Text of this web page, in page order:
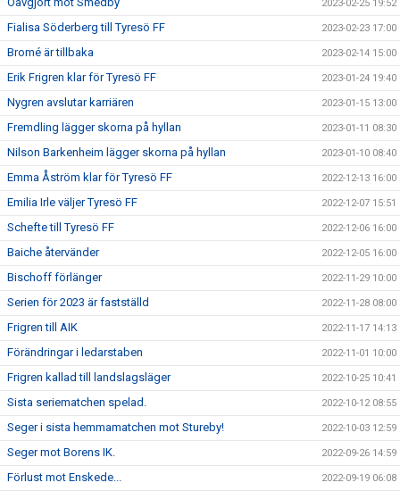
2023-02-25 19:52
Fialisa Söderberg till Tyresö FF 2023-02-23 17:00
Bromé är tillbaka 2023-02-14 15:00
Erik Frigren klar för Tyresö FF 2023-01-24 19:40
Nygren avslutar karriären 2023-01-15 13:00
Fremdling lägger skorna på hyllan 2023-01-11 08:30
Nilson Barkenheim lägger skorna på hyllan 2023-01-10 08:40
Emma Åström klar för Tyresö FF 2022-12-13 16:00
Emilia Irle väljer Tyresö FF 2022-12-07 15:51
Schefte till Tyresö FF 2022-12-06 16:00
Baiche återvänder 2022-12-05 16:00
Bischoff förlänger 2022-11-29 10:00
Serien för 2023 är fastställd 2022-11-28 08:00
Frigren till AIK 2022-11-17 14:13
Förändringar i ledarstaben 2022-11-01 10:00
Frigren kallad till landslagsläger 2022-10-25 10:41
Sista seriematchen spelad. 2022-10-12 08:55
Seger i sista hemmamatchen mot Stureby! 2022-10-03 12:59
Seger mot Borens IK. 2022-09-26 14:59
Förlust mot Enskede... 2022-09-19 06:08